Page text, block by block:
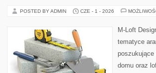
POSTED BY ADMIN CZE - 1 - 2026
M-Loft
tematyce
poszukujące
domu oraz